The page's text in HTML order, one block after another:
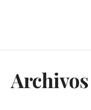
Archivos